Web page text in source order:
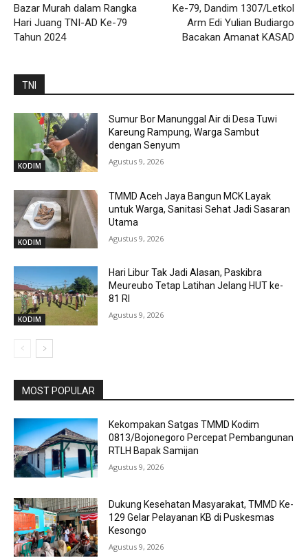
Bazar Murah dalam Rangka
Hari Juang TNI-AD Ke-79
Tahun 2024
Ke-79, Dandim 1307/Letkol
Arm Edi Yulian Budiargo
Bacakan Amanat KASAD
TNI
KODIM
Sumur Bor Manunggal Air di Desa Tuwi
Kareung Rampung, Warga Sambut
dengan Senyum
Agustus 9, 2026
KODIM
TMMD Aceh Jaya Bangun MCK Layak
untuk Warga, Sanitasi Sehat Jadi Sasaran
Utama
Agustus 9, 2026
KODIM
Hari Libur Tak Jadi Alasan, Paskibra
Meureubo Tetap Latihan Jelang HUT ke-
81 RI
Agustus 9, 2026
MOST POPULAR
Kekompakan Satgas TMMD Kodim
0813/Bojonegoro Percepat Pembangunan
RTLH Bapak Samijan
Agustus 9, 2026
Dukung Kesehatan Masyarakat, TMMD Ke-
129 Gelar Pelayanan KB di Puskesmas
Kesongo
Agustus 9, 2026